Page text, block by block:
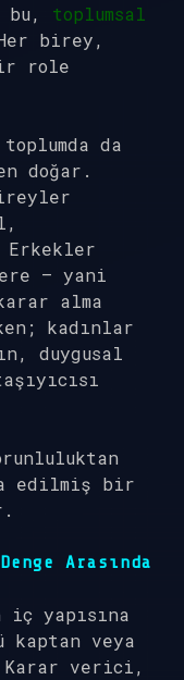
bu, toplumsal
birey,
role
da
doğar.
— yani
alma
kadınlar
duygusal
edilmiş bir
Arasında
yapısına
kaptan veya
Karar verici,